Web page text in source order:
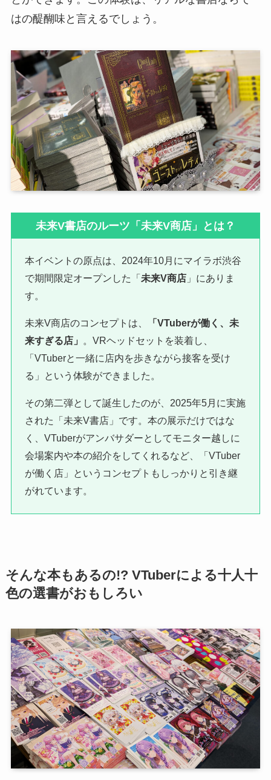
はの醍醐味と言えるでしょう。
未来V書店のルーツ「未来V商店」とは？
本イベントの原点は、2024年10月にマイラボ渋谷
で期間限定オープンした「未来V商店 」にありま
す。
未来V商店のコンセプトは、
「VTuberが働く、未
来すぎる店」 。VRヘッドセットを装着し、
「VTuberと一緒に店内を歩きながら接客を受け
る」という体験ができました。
その第二弾として誕生したのが、2025年5月に実施
された「未来V書店」です。本の展示だけではな
く、VTuberがアンバサダーとしてモニター越しに
会場案内や本の紹介をしてくれるなど、「VTuber
が働く店」というコンセプトもしっかりと引き継
がれています。
そんな本もあるの!? VTuberによる十人十
色の選書がおもしろい